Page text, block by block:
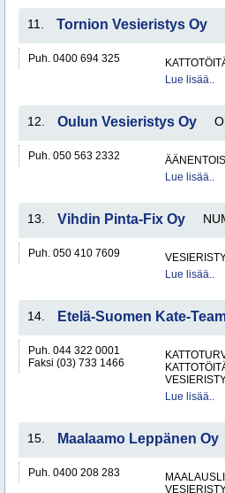
11. Tornion Vesieristys Oy
Puh. 0400 694 325
Lue lisää..
12. Oulun Vesieristys Oy
Puh. 050 563 2332
Lue lisää..
13. Vihdin Pinta-Fix Oy
Puh. 050 410 7609
Lue lisää..
14. Etelä-Suomen Kate-
Puh. 044 322 0001
Faksi (03) 733 1466
Lue lisää..
15. Maalaamo Leppänen Oy
Puh. 0400 208 283